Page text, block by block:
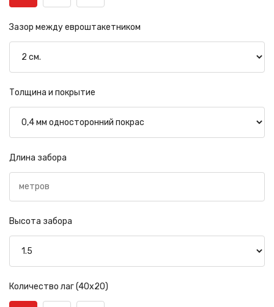
Зазор между евроштакетником
Толщина и покрытие
Длина забора
Высота забора
Количество лаг (40х20)